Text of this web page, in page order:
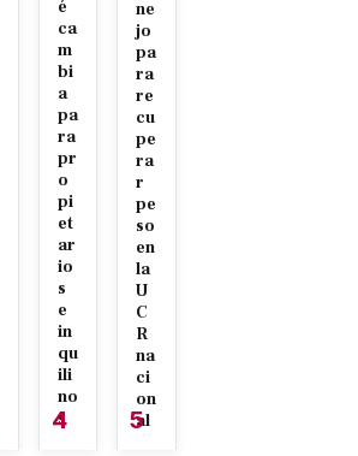
é
ca
m
bi
a
pa
ra
pr
o
pi
et
ar
io
s
e
in
qu
ili
no
s
4
ne
jo
pa
ra
re
cu
pe
ra
r
pe
so
en
la
U
C
R
na
ci
on
al
5